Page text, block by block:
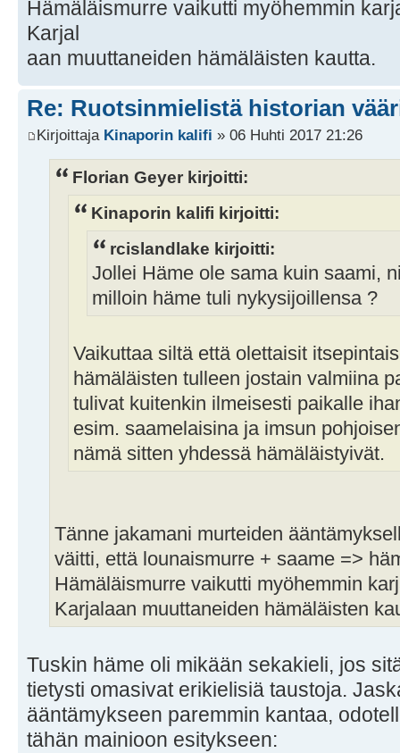
Hämäläismurre vaikutti myöhemmin
Karjal
aan muuttaneiden hämäläisten kautta.
Re: Ruotsinmielistä historian
Kirjoittaja Kinaporin kalifi » 06 Huhti 2017 21:26
Florian Geyer kirjoitti:
Kinaporin kalifi kirjoitti:
rcislandlake kirjoitti:
Jollei Häme ole sama kuin saami,
milloin häme tuli nykysijoillensa ?
Vaikuttaa siltä että olettaisit
hämäläisten tulleen jostain valmiina
tulivat kuitenkin ilmeisesti paikalle
esim. saamelaisina ja imsun
nämä sitten yhdessä hämäläistyivät.
Tänne jakamani murteiden
väitti, että lounaismurre + saame =>
Hämäläismurre vaikutti myöhemmin
Karjalaan muuttaneiden hämäläisten
Tuskin häme oli mikään sekakieli, jos
tietysti omasivat erikielisiä taustoja.
ääntämykseen paremmin kantaa,
tähän mainioon esitykseen: